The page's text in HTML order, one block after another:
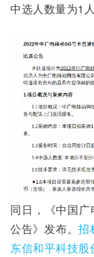
中选人数量为1人
同日，《中国
公告》发布。招
东信和平科技